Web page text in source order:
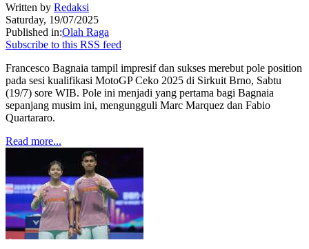
Written by Redaksi
Saturday, 19/07/2025
Published in:Olah Raga
Subscribe to this RSS feed
Francesco Bagnaia tampil impresif dan sukses merebut pole position
pada sesi kualifikasi MotoGP Ceko 2025 di Sirkuit Brno, Sabtu
(19/7) sore WIB. Pole ini menjadi yang pertama bagi Bagnaia
sepanjang musim ini, mengungguli Marc Marquez dan Fabio
Quartararo.
Read more...